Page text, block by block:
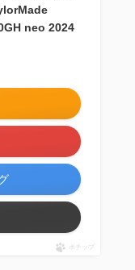
neo 2024
ポチップ